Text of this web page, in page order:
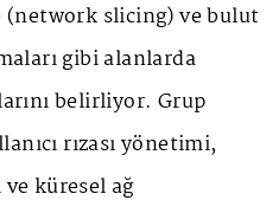
slicing) ve bulut
gibi alanlarda
belirliyor. Grup
rızası yönetimi,
küresel ağ